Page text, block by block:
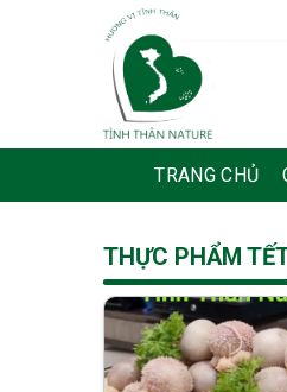
TRANG CHỦ
THỰC PHẨM